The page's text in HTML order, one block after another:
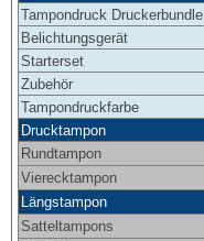
Tampondruck Druckerbundle
Belichtungsgerät
Starterset
Zubehör
Tampondruckfarbe
Drucktampon
Rundtampon
Vierecktampon
Längstampon
Satteltampons